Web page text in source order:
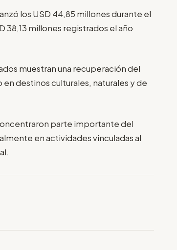
los USD 44,85 millones durante el
38,13 millones registrados el año
muestran una recuperación del
destinos culturales, naturales y de
parte importante del
en actividades vinculadas al